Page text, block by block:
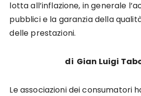
lotta all’inflazione, in generale
pubblici e la garanzia della
delle prestazioni.
di Gian Luigi
Le associazioni dei consumatori